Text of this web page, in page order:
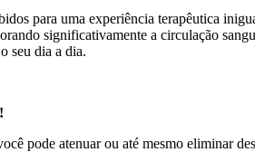
para uma experiência terapêutica
significativamente a circulação
seu dia a dia.
pode atenuar ou até mesmo eliminar